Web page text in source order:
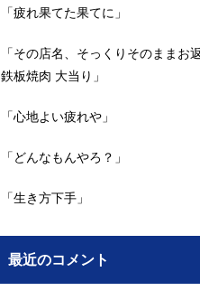
「疲れ果てた果てに」
「その店名、そっくりそのままお
鉄板焼肉 大当り」
「心地よい疲れや」
「どんなもんやろ？」
「生き方下手」
最近のコメント